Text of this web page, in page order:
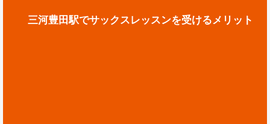
三河豊田駅でサックスレッスンを受けるメリット